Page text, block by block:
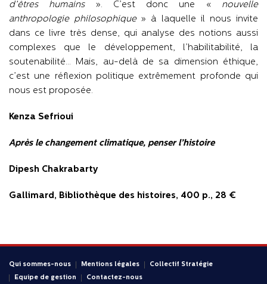
d’êtres humains». C’est donc une « nouvelle
anthropologie philosophique» à laquelle il nous invite
dans ce livre très dense, qui analyse des notions aussi
complexes que le développement, l’habilitabilité, la
soutenabilité… Mais, au-delà de sa dimension éthique,
c’est une réflexion politique extrêmement profonde qui
nous est proposée.
Kenza Sefrioui
Après le changement climatique, penser l’histoire
Dipesh Chakrabarty
Gallimard, Bibliothèque des histoires, 400 p., 28 €
Qui sommes-nous Mentions légales
Collectif Stratégie
Equipe de gestion
Contactez-nous